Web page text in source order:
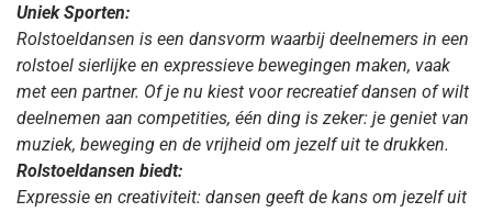
Uniek Sporten:
Rolstoeldansen is een dansvorm waarbij deelnemers in een
rolstoel sierlijke en expressieve bewegingen maken, vaak
met een partner. Of je nu kiest voor recreatief dansen of wilt
deelnemen aan competities, één ding is zeker: je geniet van
muziek, beweging en de vrijheid om jezelf uit te drukken.
Rolstoeldansen biedt:
Expressie en creativiteit: dansen geeft de kans om jezelf uit